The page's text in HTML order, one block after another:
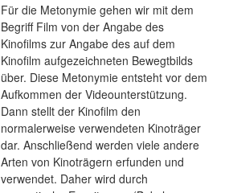
Für die Metonymie gehen wir mit dem
Begriff Film von der Angabe des
Kinofilms zur Angabe des auf dem
Kinofilm aufgezeichneten Bewegtbilds
über. Diese Metonymie entsteht vor dem
Aufkommen der Videounterstützung.
Dann stellt der Kinofilm den
normalerweise verwendeten Kinoträger
dar. Anschließend werden viele andere
Arten von Kinoträgern erfunden und
verwendet. Daher wird durch